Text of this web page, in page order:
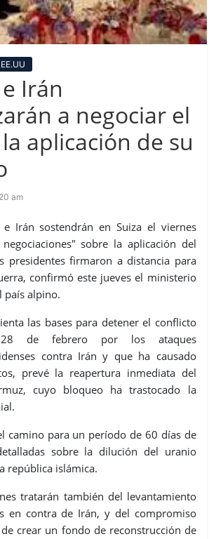
EE.UU
Irán
a negociar el
aplicación de su
am
e Irán sostendrán en Suiza el viernes
sobre la aplicación del
presidentes firmaron a distancia para
confirmó este jueves el ministerio
país alpino.
las bases para detener el conflicto
de febrero por los ataques
contra Irán y que ha causado
prevé la reapertura inmediata del
cuyo bloqueo ha trastocado la
camino para un período de 60 días de
sobre la dilución del uranio
república islámica.
tratarán también del levantamiento
en contra de Irán, y del compromiso
crear un fondo de reconstrucción de